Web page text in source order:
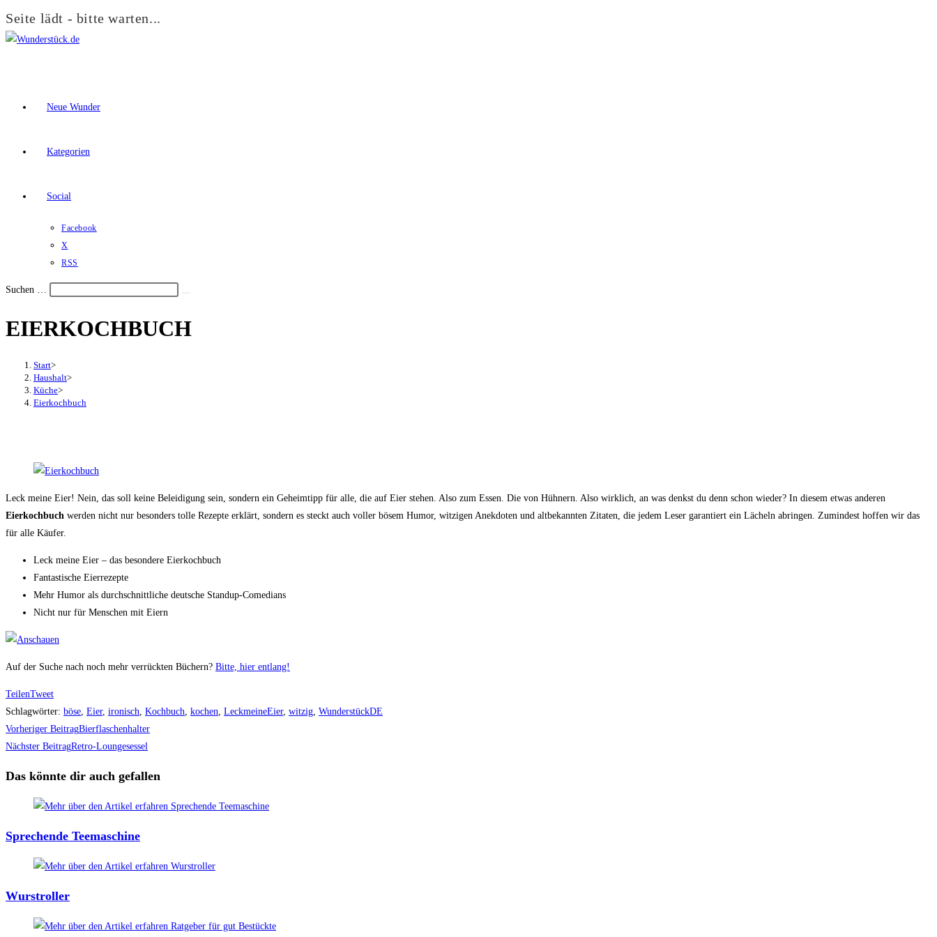
Seite lädt - bitte warten...
Zum
Neue Wunder
Kategorien
Social
Facebook
X
RSS
Suchen …
den
einzuklappen
EIERKOCHBUCH
Start>
Haushalt>
Küche>
Eierkochbuch
Leck meine Eier! Nein, das soll keine Beleidigung sein, sondern ein Geheimtipp für alle, die auf Eier stehen. Also zum Essen. Die von Hühnern. Also wirklich, an was denkst du denn schon wieder? In diesem etwas anderen
Eierkochbuch werden nicht nur besonders tolle Rezepte erklärt, sondern es steckt auch voller bösem Humor, witzigen Anekdoten und altbekannten Zitaten, die jedem Leser garantiert ein Lächeln abringen. Zumindest hoffen wir das
für alle Käufer.
Leck meine Eier – das besondere Eierkochbuch
Fantastische Eierrezepte
Mehr Humor als durchschnittliche deutsche Standup-Comedians
Nicht nur für Menschen mit Eiern
Auf der Suche nach noch mehr verrückten Büchern? Bitte, hier entlang!
TeilenTweet
Schlagwörter: böse, Eier, ironisch, Kochbuch, kochen, LeckmeineEier, witzig, WunderstückDE
Weitere
Artikel
ansehen
Vorheriger BeitragBierflaschenhalter
Nächster BeitragRetro-Loungesessel
Das könnte dir auch gefallen
Sprechende Teemaschine
Wurstroller